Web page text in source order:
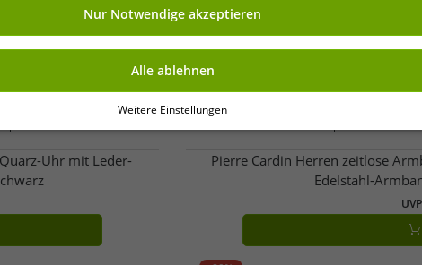
Uhr mit Leder-
OneSize (für
Pierre Cardin Herren zeitlose
Edelstahl-
Nur Notwendige akzeptieren
Alle ablehnen
Weitere Einstellungen